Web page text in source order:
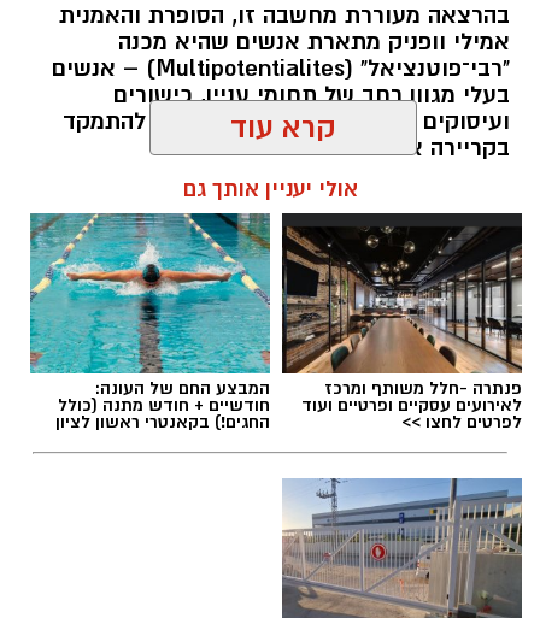
בהרצאה מעוררת מחשבה זו, הסופרת והאמנית
אמילי וופניק מתארת אנשים שהיא מכנה
"רבי־פוטנציאל" (Multipotentialites) – אנשים
בעלי מגוון רחב של תחומי עניין, כישורים
ועיסוקים שונים לאורך חייהם, במקום להתמקד
בקריירה אחת בלבד.
האם גם אתם כאלה?
אלדה נתנאל / 09:20 07.08.26
קרא עוד
אולי יעניין אותך גם
פנתרה -חלל משותף ומרכז
לאירועים עסקיים ופרטיים ועוד
לפרטים לחצו >>
המבצע החם של העונה:
חודשיים + חודש מתנה (כולל
החגים!) בקאנטרי ראשון לציון